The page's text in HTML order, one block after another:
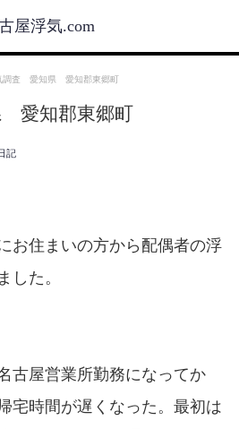
屋浮気.com
調査 愛知県 愛知郡東郷町
愛知郡東郷町
記
お住まいの方から配偶者の浮
した。
古屋営業所勤務になってか
宅時間が遅くなった。最初は